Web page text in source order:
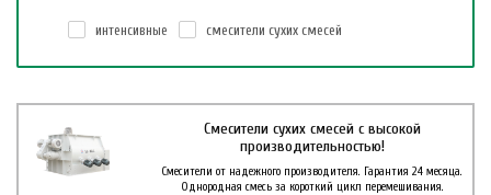
Смесители сухих смесей с высокой
производительностью!
Смесители от надежного производителя. Гарантия 24 месяца.
Однородная смесь за короткий цикл перемешивания.
интенсивные смесители сухих смесей